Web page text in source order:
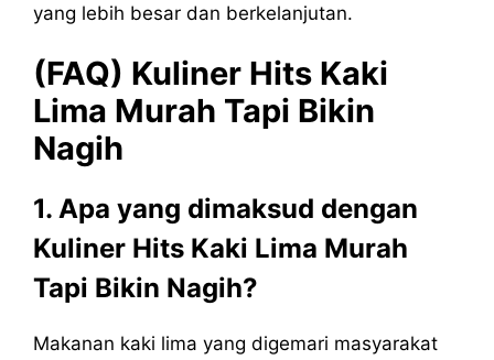
yang lebih besar dan berkelanjutan.
(FAQ) Kuliner Hits Kaki
Lima Murah Tapi Bikin
Nagih
1. Apa yang dimaksud dengan
Kuliner Hits Kaki Lima Murah
Tapi Bikin Nagih?
Makanan kaki lima yang digemari masyarakat